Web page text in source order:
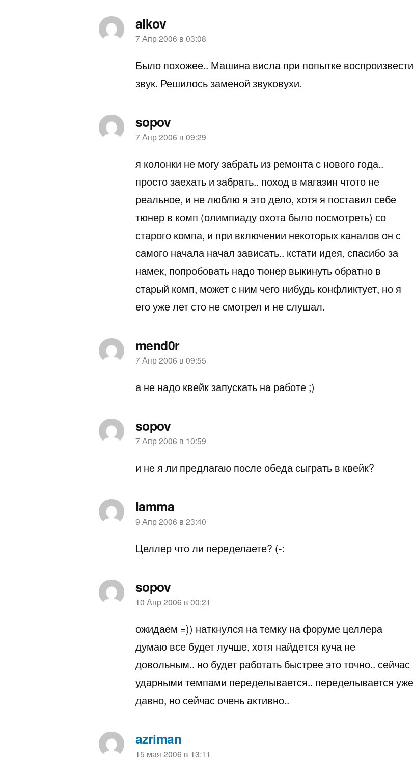
alkov
пишет:
7 Апр 2006 в 03:08
Было похожее.. Машина висла при попытке воспроизвести
звук. Решилось заменой звуковухи.
sopov
пишет:
7 Апр 2006 в 09:29
я колонки не могу забрать из ремонта с нового года..
просто заехать и забрать.. поход в магазин чтото не
реальное, и не люблю я это дело, хотя я поставил себе
тюнер в комп (олимпиаду охота было посмотреть) со
старого компа, и при включении некоторых каналов он с
самого начала начал зависать.. кстати идея, спасибо за
намек, попробовать надо тюнер выкинуть обратно в
старый комп, может с ним чего нибудь конфликтует, но я
его уже лет сто не смотрел и не слушал.
mend0r
пишет:
7 Апр 2006 в 09:55
а не надо квейк запускать на работе ;)
sopov
пишет:
7 Апр 2006 в 10:59
и не я ли предлагаю после обеда сыграть в квейк?
lamma
пишет:
9 Апр 2006 в 23:40
Целлер что ли переделаете? (-:
sopov
пишет:
10 Апр 2006 в 00:21
ожидаем =)) наткнулся на темку на форуме целлера
думаю все будет лучше, хотя найдется куча не
довольным.. но будет работать быстрее это точно.. сейчас
ударными темпами переделывается.. переделывается уже
давно, но сейчас очень активно..
azriman
пишет:
15 мая 2006 в 13:11